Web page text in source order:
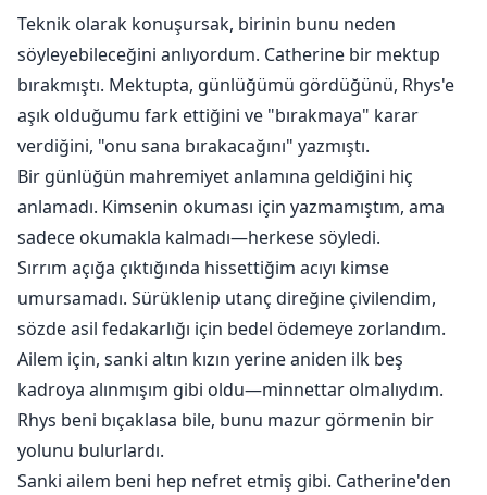
Teknik olarak konuşursak, birinin bunu neden
söyleyebileceğini anlıyordum. Catherine bir mektup
bırakmıştı. Mektupta, günlüğümü gördüğünü, Rhys'e
aşık olduğumu fark ettiğini ve "bırakmaya" karar
verdiğini, "onu sana bırakacağını" yazmıştı.
Bir günlüğün mahremiyet anlamına geldiğini hiç
anlamadı. Kimsenin okuması için yazmamıştım, ama
sadece okumakla kalmadı—herkese söyledi.
Sırrım açığa çıktığında hissettiğim acıyı kimse
umursamadı. Sürüklenip utanç direğine çivilendim,
sözde asil fedakarlığı için bedel ödemeye zorlandım.
Ailem için, sanki altın kızın yerine aniden ilk beş
kadroya alınmışım gibi oldu—minnettar olmalıydım.
Rhys beni bıçaklasa bile, bunu mazur görmenin bir
yolunu bulurlardı.
Sanki ailem beni hep nefret etmiş gibi. Catherine'den